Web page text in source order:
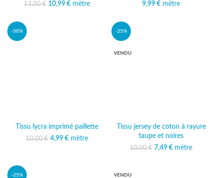
13,00€ Le prix initial était :
10,99 €
Le prix
mètre
9,99 € mètre
-50%
Tissu lycra imprimé paillette
10,00€ Le prix initial était :
4,99 €
Le prix
mètre
-25%
VENDU
Tissu jersey de coton à rayure
taupe et noires
10,00€ Le prix initial était :
7,49 €
Le prix
mètre
-25% VENDU